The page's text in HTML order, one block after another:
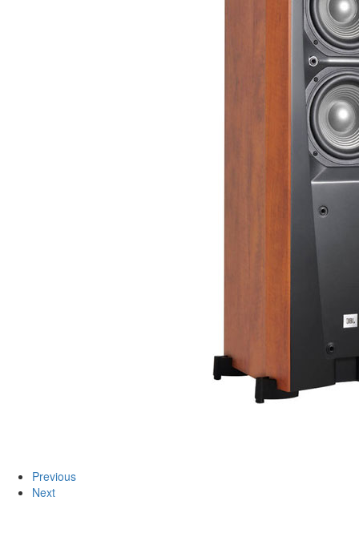
Previous
Next